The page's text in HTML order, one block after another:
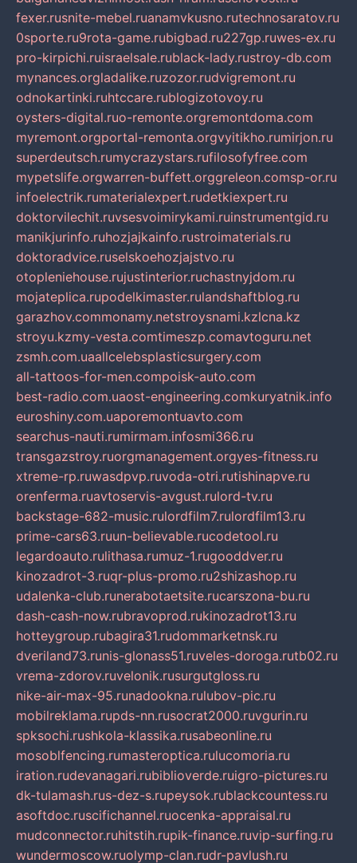
fexer.rusnite-mebel.ruanamvkusno.rutechnosaratov.ru
0sporte.ru9rota-game.rubigbad.ru227gp.ruwes-ex.ru
pro-kirpichi.ruisraelsale.rublack-lady.rustroy-db.com
mynances.orgladalike.ruzozor.rudvigremont.ru
odnokartinki.ruhtccare.rublogizotovoy.ru
oysters-digital.ruo-remonte.orgremontdoma.com
myremont.orgportal-remonta.orgvyitikho.rumirjon.ru
superdeutsch.rumycrazystars.rufilosofyfree.com
mypetslife.orgwarren-buffett.orggreleon.comsp-or.ru
infoelectrik.rumaterialexpert.rudetkiexpert.ru
doktorvilechit.ruvsesvoimirykami.ruinstrumentgid.ru
manikjurinfo.ruhozjajkainfo.rustroimaterials.ru
doktoradvice.ruselskoehozjajstvo.ru
otopleniehouse.rujustinterior.ruchastnyjdom.ru
mojateplica.rupodelkimaster.rulandshaftblog.ru
garazhov.commonamy.netstroysnami.kzlcna.kz
stroyu.kzmy-vesta.comtimeszp.comavtoguru.net
zsmh.com.uaallcelebsplasticsurgery.com
all-tattoos-for-men.compoisk-auto.com
best-radio.com.uaost-engineering.comkuryatnik.info
euroshiny.com.uaporemontuavto.com
searchus-nauti.rumirmam.infosmi366.ru
transgazstroy.ruorgmanagement.orgyes-fitness.ru
xtreme-rp.ruwasdpvp.ruvoda-otri.rutishinapve.ru
orenferma.ruavtoservis-avgust.rulord-tv.ru
backstage-682-music.rulordfilm7.rulordfilm13.ru
prime-cars63.ruun-believable.rucodetool.ru
legardoauto.rulithasa.rumuz-1.rugooddver.ru
kinozadrot-3.ruqr-plus-promo.ru2shizashop.ru
udalenka-club.runerabotaetsite.rucarszona-bu.ru
dash-cash-now.rubravoprod.rukinozadrot13.ru
hotteygroup.rubagira31.rudommarketnsk.ru
dveriland73.runis-glonass51.ruveles-doroga.rutb02.ru
vrema-zdorov.ruvelonik.rusurgutgloss.ru
nike-air-max-95.runadookna.rulubov-pic.ru
mobilreklama.rupds-nn.rusocrat2000.ruvgurin.ru
spksochi.rushkola-klassika.rusabeonline.ru
mosoblfencing.rumasteroptica.rulucomoria.ru
iration.rudevanagari.rubiblioverde.ruigro-pictures.ru
dk-tulamash.rus-dez-s.rupeysok.rublackcountess.ru
asoftdoc.ruscifichannel.ruocenka-appraisal.ru
mudconnector.ruhitstih.rupik-finance.ruvip-surfing.ru
wundermoscow.ruolymp-clan.rudr-pavlush.ru